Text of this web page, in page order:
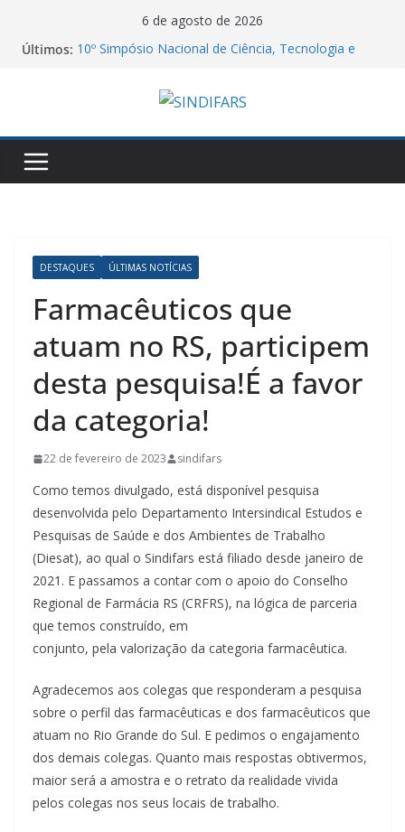
6 de agosto de 2026
Últimos: 10º Simpósio Nacional de Ciência, Tecnologia e
06/08/26 – Assembleia Remota Conjunta Sindifars e
Sergs – VA GHC
Manifesto dos Farmacêuticos do Brasil a
DESTAQUES ÚLTIMAS NOTÍCIAS
Farmacêuticos que
atuam no RS, participem
desta pesquisa!É a favor
da categoria!
22 de fevereiro de 2023 sindifars
Como temos divulgado, está disponível pesquisa
desenvolvida pelo Departamento Intersindical Estudos e
Pesquisas de Saúde e dos Ambientes de Trabalho
(Diesat), ao qual o Sindifars está filiado desde janeiro de
2021. E passamos a contar com o apoio do Conselho
Regional de Farmácia RS (CRFRS), na lógica de parceria
que temos construído, em
conjunto, pela valorização da categoria farmacêutica.
Agradecemos aos colegas que responderam a pesquisa
sobre o perfil das farmacêuticas e dos farmacêuticos que
atuam no Rio Grande do Sul. E pedimos o engajamento
dos demais colegas. Quanto mais respostas obtivermos,
maior será a amostra e o retrato da realidade vivida
pelos colegas nos seus locais de trabalho.